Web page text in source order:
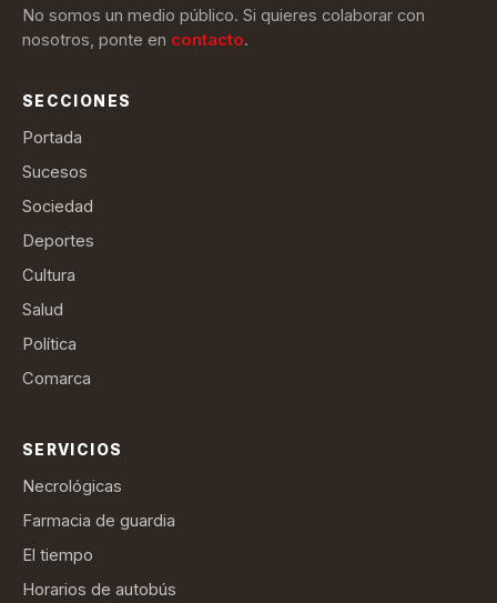
No somos un medio público. Si quieres colaborar con
nosotros, ponte en contacto.
SECCIONES
Portada
Sucesos
Sociedad
Deportes
Cultura
Salud
Política
Comarca
SERVICIOS
Necrológicas
Farmacia de guardia
El tiempo
Horarios de autobús